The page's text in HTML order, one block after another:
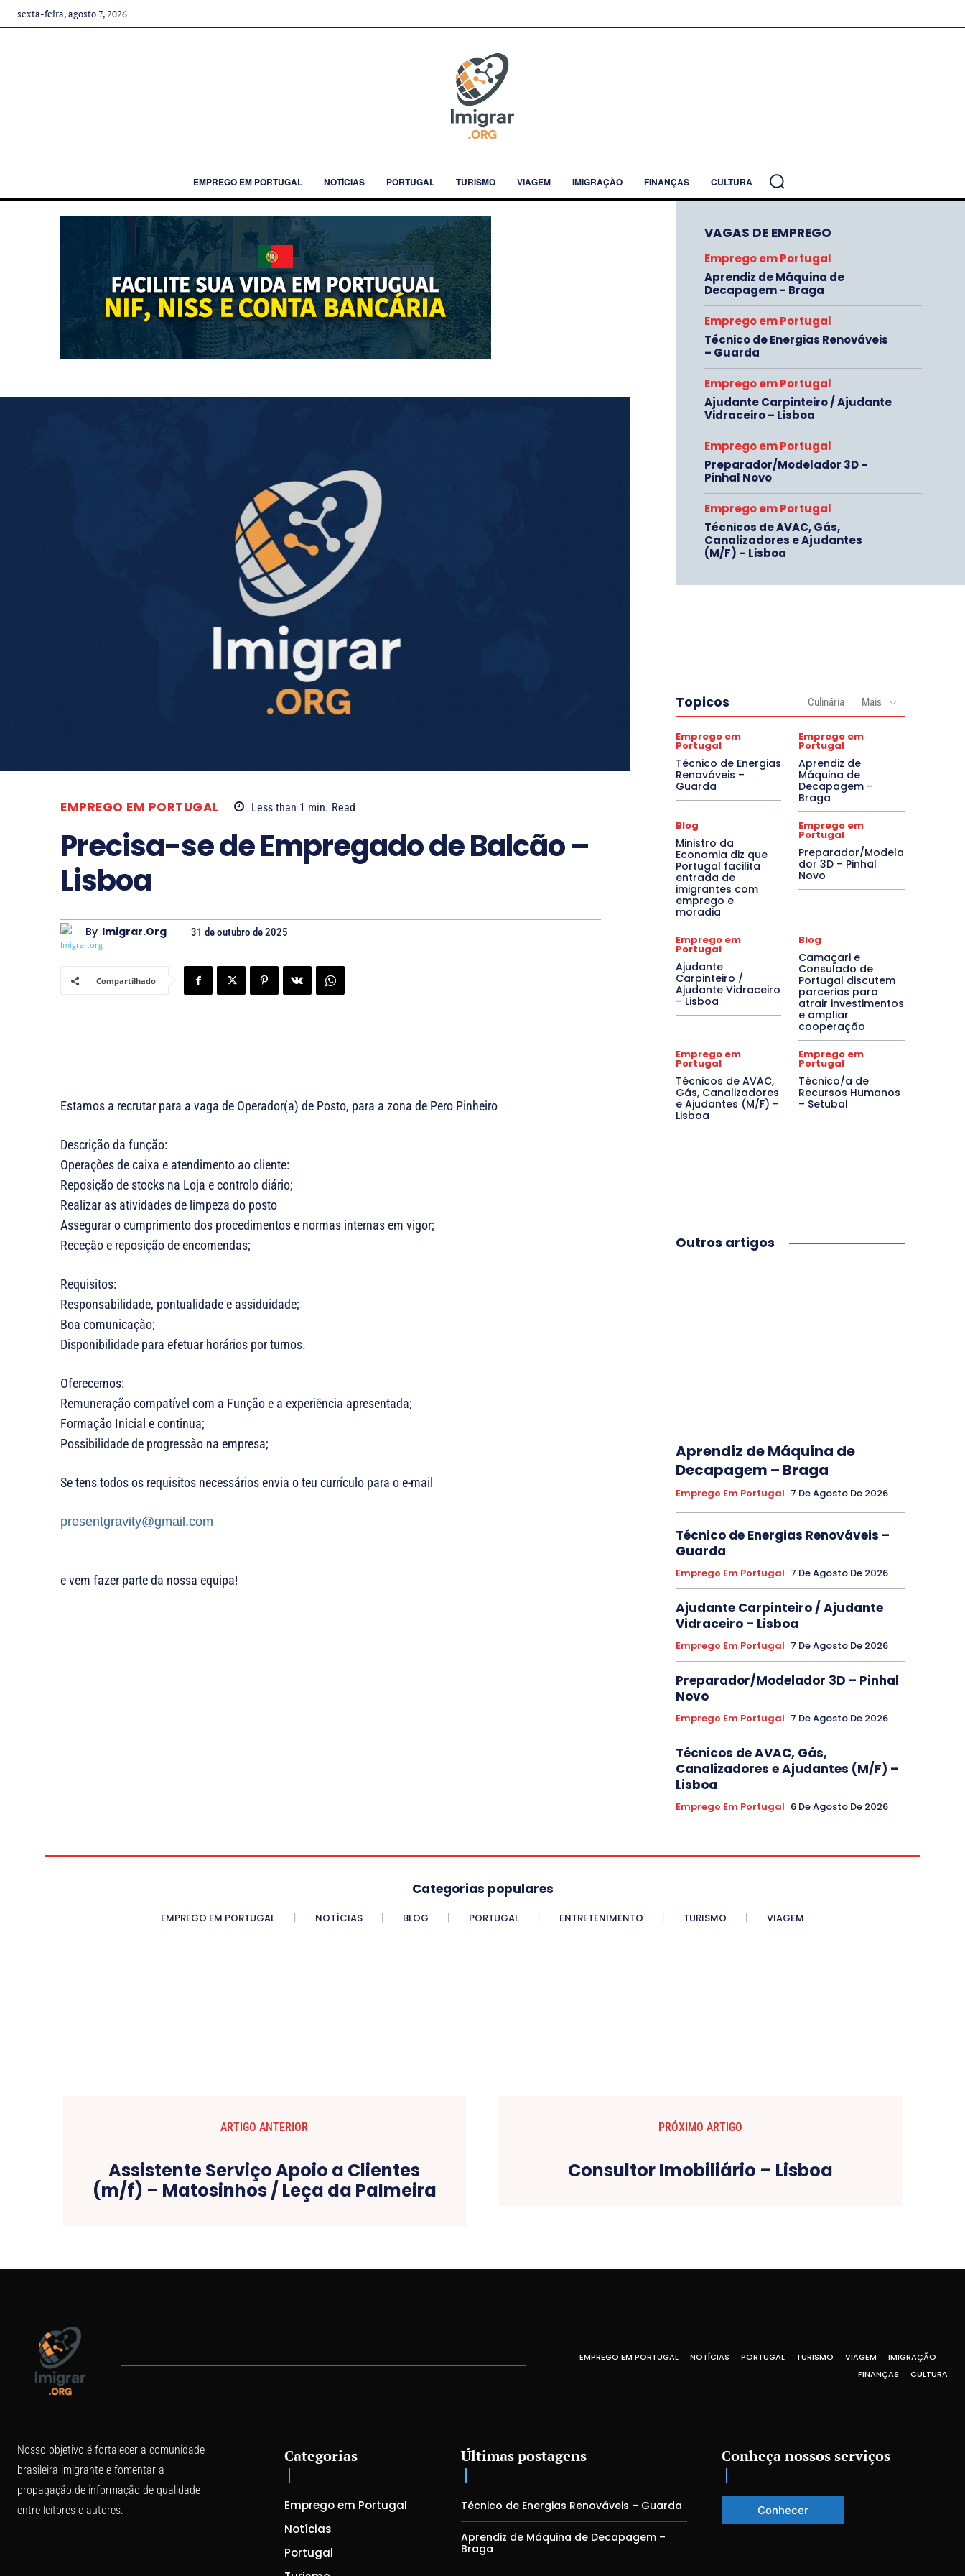
sexta-feira, agosto 7, 2026
EMPREGO EM PORTUGAL NOTÍCIAS PORTUGAL TURISMO VIAGEM IMIGRAÇÃO FINANÇAS CULTURA
EMPREGO EM PORTUGAL Less than 1 min. Read
Precisa-se de Empregado de Balcão –
Lisboa
By Imigrar.org 31 de outubro de 2025
Compartilhado
Estamos a recrutar para a vaga de Operador(a) de Posto, para a zona de Pero Pinheiro
Descrição da função:
Operações de caixa e atendimento ao cliente:
Reposição de stocks na Loja e controlo diário;
Realizar as atividades de limpeza do posto
Assegurar o cumprimento dos procedimentos e normas internas em vigor;
Receção e reposição de encomendas;
Requisitos:
Responsabilidade, pontualidade e assiduidade;
Boa comunicação;
Disponibilidade para efetuar horários por turnos.
Oferecemos:
Remuneração compatível com a Função e a experiência apresentada;
Formação Inicial e continua;
Possibilidade de progressão na empresa;
Se tens todos os requisitos necessários envia o teu currículo para o e-mail
presentgravity@gmail.com
e vem fazer parte da nossa equipa!
VAGAS DE EMPREGO
Emprego em Portugal
Aprendiz de Máquina de
Decapagem – Braga
Emprego em Portugal
Técnico de Energias Renováveis
– Guarda
Emprego em Portugal
Ajudante Carpinteiro / Ajudante
Vidraceiro – Lisboa
Emprego em Portugal
Preparador/Modelador 3D –
Pinhal Novo
Emprego em Portugal
Técnicos de AVAC, Gás,
Canalizadores e Ajudantes
(M/F) – Lisboa
Topicos Culinária Mais
Emprego em
Portugal
Técnico de Energias
Renováveis –
Guarda
Emprego em
Portugal
Aprendiz de
Máquina de
Decapagem –
Braga
Blog
Ministro da
Economia diz que
Portugal facilita
entrada de
imigrantes com
emprego e
moradia
Emprego em
Portugal
Preparador/Modela
dor 3D – Pinhal
Novo
Emprego em
Portugal
Ajudante
Carpinteiro /
Ajudante Vidraceiro
– Lisboa
Blog
Camaçari e
Consulado de
Portugal discutem
parcerias para
atrair investimentos
e ampliar
cooperação
Emprego em
Portugal
Técnicos de AVAC,
Gás, Canalizadores
e Ajudantes (M/F) –
Lisboa
Emprego em
Portugal
Técnico/a de
Recursos Humanos
– Setubal
Outros artigos
Aprendiz de Máquina de
Decapagem – Braga
Emprego Em Portugal 7 De Agosto De 2026
Técnico de Energias Renováveis –
Guarda
Emprego Em Portugal 7 De Agosto De 2026
Ajudante Carpinteiro / Ajudante
Vidraceiro – Lisboa
Emprego Em Portugal 7 De Agosto De 2026
Preparador/Modelador 3D – Pinhal
Novo
Emprego Em Portugal 7 De Agosto De 2026
Técnicos de AVAC, Gás,
Canalizadores e Ajudantes (M/F) –
Lisboa
Emprego Em Portugal 6 De Agosto De 2026
Categorias populares
EMPREGO EM PORTUGAL NOTÍCIAS BLOG PORTUGAL ENTRETENIMENTO TURISMO VIAGEM
ARTIGO ANTERIOR
Assistente Serviço Apoio a Clientes
(m/f) – Matosinhos / Leça da Palmeira
PRÓXIMO ARTIGO
Consultor Imobiliário – Lisboa
EMPREGO EM PORTUGAL NOTÍCIAS PORTUGAL TURISMO VIAGEM
IMIGRAÇÃO
FINANÇAS
CULTURA
Nosso objetivo é fortalecer a comunidade
brasileira imigrante e fomentar a
propagação de informação de qualidade
entre leitores e autores.
Categorias
Emprego em Portugal
Notícias
Portugal
Últimas postagens
Técnico de Energias Renováveis – Guarda
Aprendiz de Máquina de Decapagem –
Braga
Conheça nossos serviços
Conhecer